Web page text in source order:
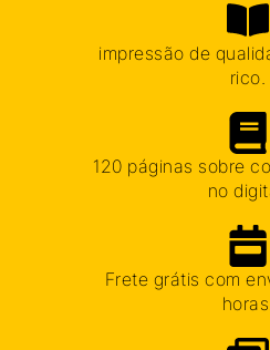
impressão de
rico.
120 páginas sobre
no
Frete grátis com